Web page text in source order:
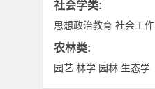
社会学类:
思想政治教育 社会工作
农林类:
园艺 林学 园林 生态学